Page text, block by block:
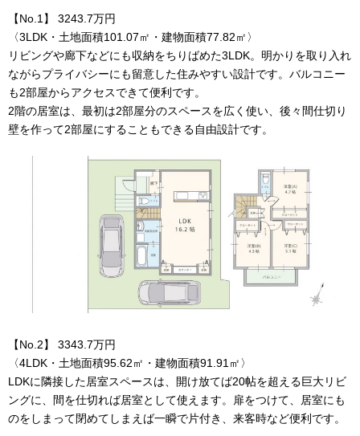
【No.1】 3243.7万円
〈3LDK・土地面積101.07㎡・建物面積77.82㎡〉
リビングや廊下などにも収納をちりばめた3LDK。明かりを取り入れ
ながらプライバシーにも留意した住みやすい設計です。バルコニー
も2部屋からアクセスできて便利です。
2階の居室は、最初は2部屋分のスペースを広く使い、後々間仕切り
壁を作って2部屋にすることもできる自由設計です。
【No.2】 3343.7万円
〈4LDK・土地面積95.62㎡・建物面積91.91㎡〉
LDKに隣接した居室スペースは、開け放てば20帖を超える巨大リビ
ングに、間を仕切れば居室として使えます。扉をつけて、居室にも
のをしまって閉めてしまえば一瞬で片付き、来客時など便利です。